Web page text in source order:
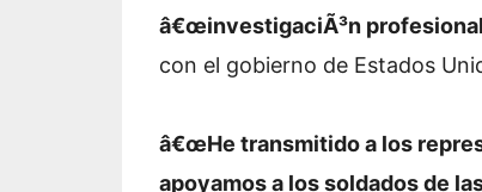
â€œinvestigaciÃ³n profesional
con el gobierno de Estados
â€œHe transmitido a los
apoyamos a los soldados de